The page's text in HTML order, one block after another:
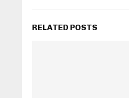
RELATED POSTS